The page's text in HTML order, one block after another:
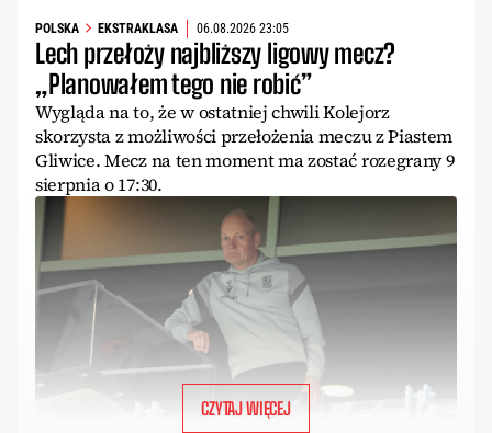
POLSKA EKSTRAKLASA 06.08.2026 23:05
Lech przełoży najbliższy ligowy mecz?
„Planowałem tego nie robić”
Wygląda na to, że w ostatniej chwili Kolejorz
skorzysta z możliwości przełożenia meczu z Piastem
Gliwice. Mecz na ten moment ma zostać rozegrany 9
sierpnia o 17:30.
CZYTAJ WIĘCEJ